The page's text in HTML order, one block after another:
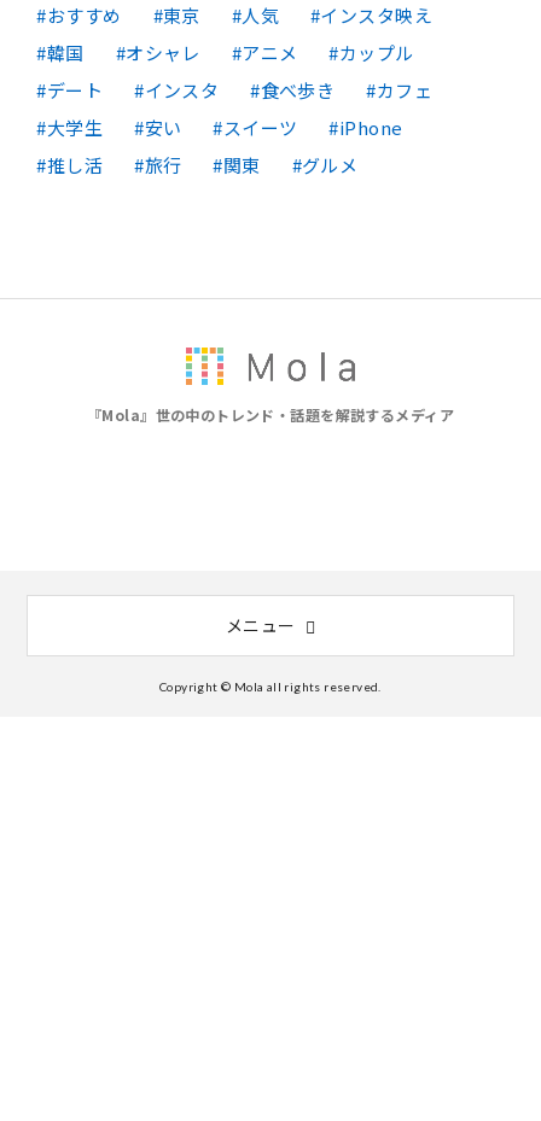
おすすめ 東京 人気
インスタ映え
韓国
オシャレ アニメ
カップル
デート
インスタ 食べ歩き
カフェ
大学生
安い スイーツ
iPhone
推し活
旅行 関東 グルメ
『Mola』世の中のトレンド・話題を解説するメディア
メニュー
Copyright © Mola all rights reserved.